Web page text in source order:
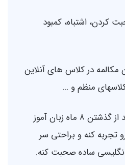
کردن، اشتباه، کمبود
مکالمه در کلاس های آنلاین
منظم و …
بعد از گذشتن 8 ماه زبان آموز
تجربه کنه و براحتی سر
ساده صحبت کنه.